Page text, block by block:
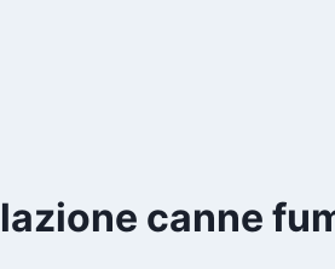
canne